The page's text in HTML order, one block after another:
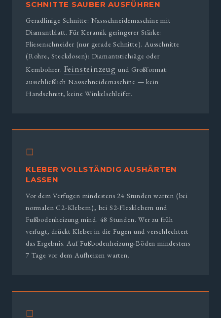
SCHNITTE SAUBER AUSFÜHREN
Geradlinige Schnitte: Nassschneidemaschine mit
Diamantblatt. Für Keramik geringerer Stärke:
Fliesenschneider (nur gerade Schnitte). Ausschnitte
(Rohre, Steckdosen): Diamantstichsäge oder
Kernbohrer. Feinsteinzeug und Großformat:
ausschließlich Nassschneidemaschine — kein
Handschnitt, keine Winkelschleifer.
◻
KLEBER VOLLSTÄNDIG AUSHÄRTEN
LASSEN
Vor dem Verfugen mindestens 24 Stunden warten (bei
normalen C2-Klebern), bei S2-Flexklebern und
Fußbodenheizung mind. 48 Stunden. Wer zu früh
verfugt, drückt Kleber in die Fugen und verschlechtert
das Ergebnis. Auf Fußbodenheizung-Böden mindestens
7 Tage vor dem Aufheizen warten.
◻